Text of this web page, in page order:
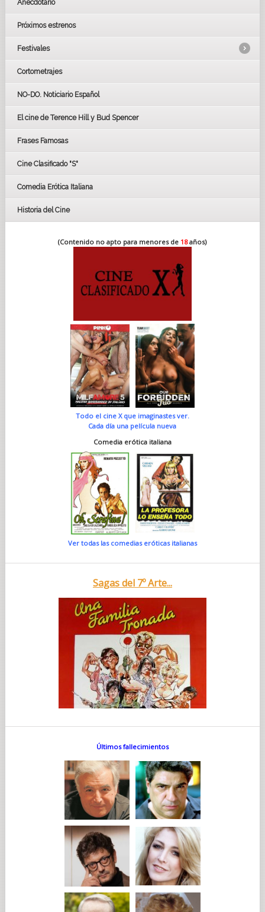
Anecdotario
Próximos estrenos
Festivales
LOS OSCARS
GOYAS
BAFTA
Cortometrajes
NO-DO. Noticiario Español
El cine de Terence Hill y Bud Spencer
Frases Famosas
Cine Clasificado "S"
Comedia Erótica Italiana
Historia del Cine
(Contenido no apto para menores de 18años)
Todo el cine X que imaginastes ver.
Cada día una película nueva
Comedia erótica italiana
Ver todas las comedias eróticas italianas
Sagas del 7º Arte...
Últimos fallecimientos